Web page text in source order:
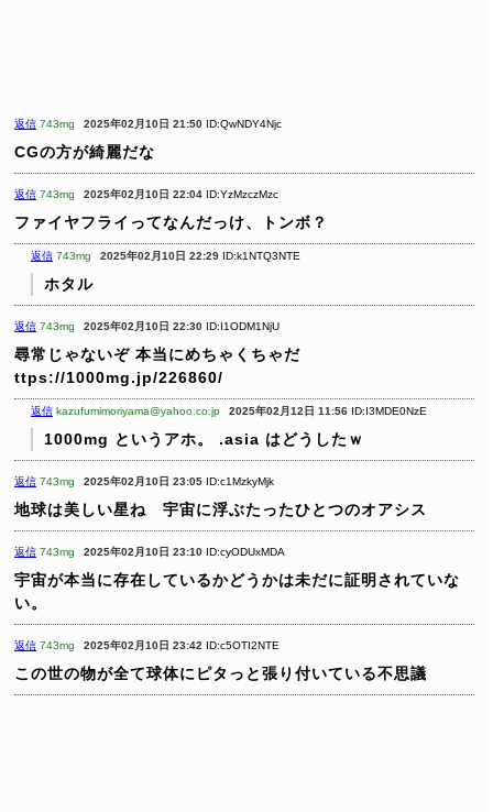
返信 743mg 2025年02月10日 21:50 ID:QwNDY4Njc
CGの方が綺麗だな
返信 743mg 2025年02月10日 22:04 ID:YzMzczMzc
ファイヤフライってなんだっけ、トンボ？
返信 743mg 2025年02月10日 22:29 ID:k1NTQ3NTE
ホタル
返信 743mg 2025年02月10日 22:30 ID:I1ODM1NjU
尋常じゃないぞ 本当にめちゃくちゃだ
ttps://1000mg.jp/226860/
返信 kazufumimoriyama@yahoo.co.jp 2025年02月12日 11:56 ID:I3MDE0NzE
1000mg というアホ。 .asia はどうしたｗ
返信 743mg 2025年02月10日 23:05 ID:c1MzkyMjk
地球は美しい星ね 宇宙に浮ぶたったひとつのオアシス
返信 743mg 2025年02月10日 23:10 ID:cyODUxMDA
宇宙が本当に存在しているかどうかは未だに証明されていな
い。
返信 743mg 2025年02月10日 23:42 ID:c5OTI2NTE
この世の物が全て球体にピタっと張り付いている不思議